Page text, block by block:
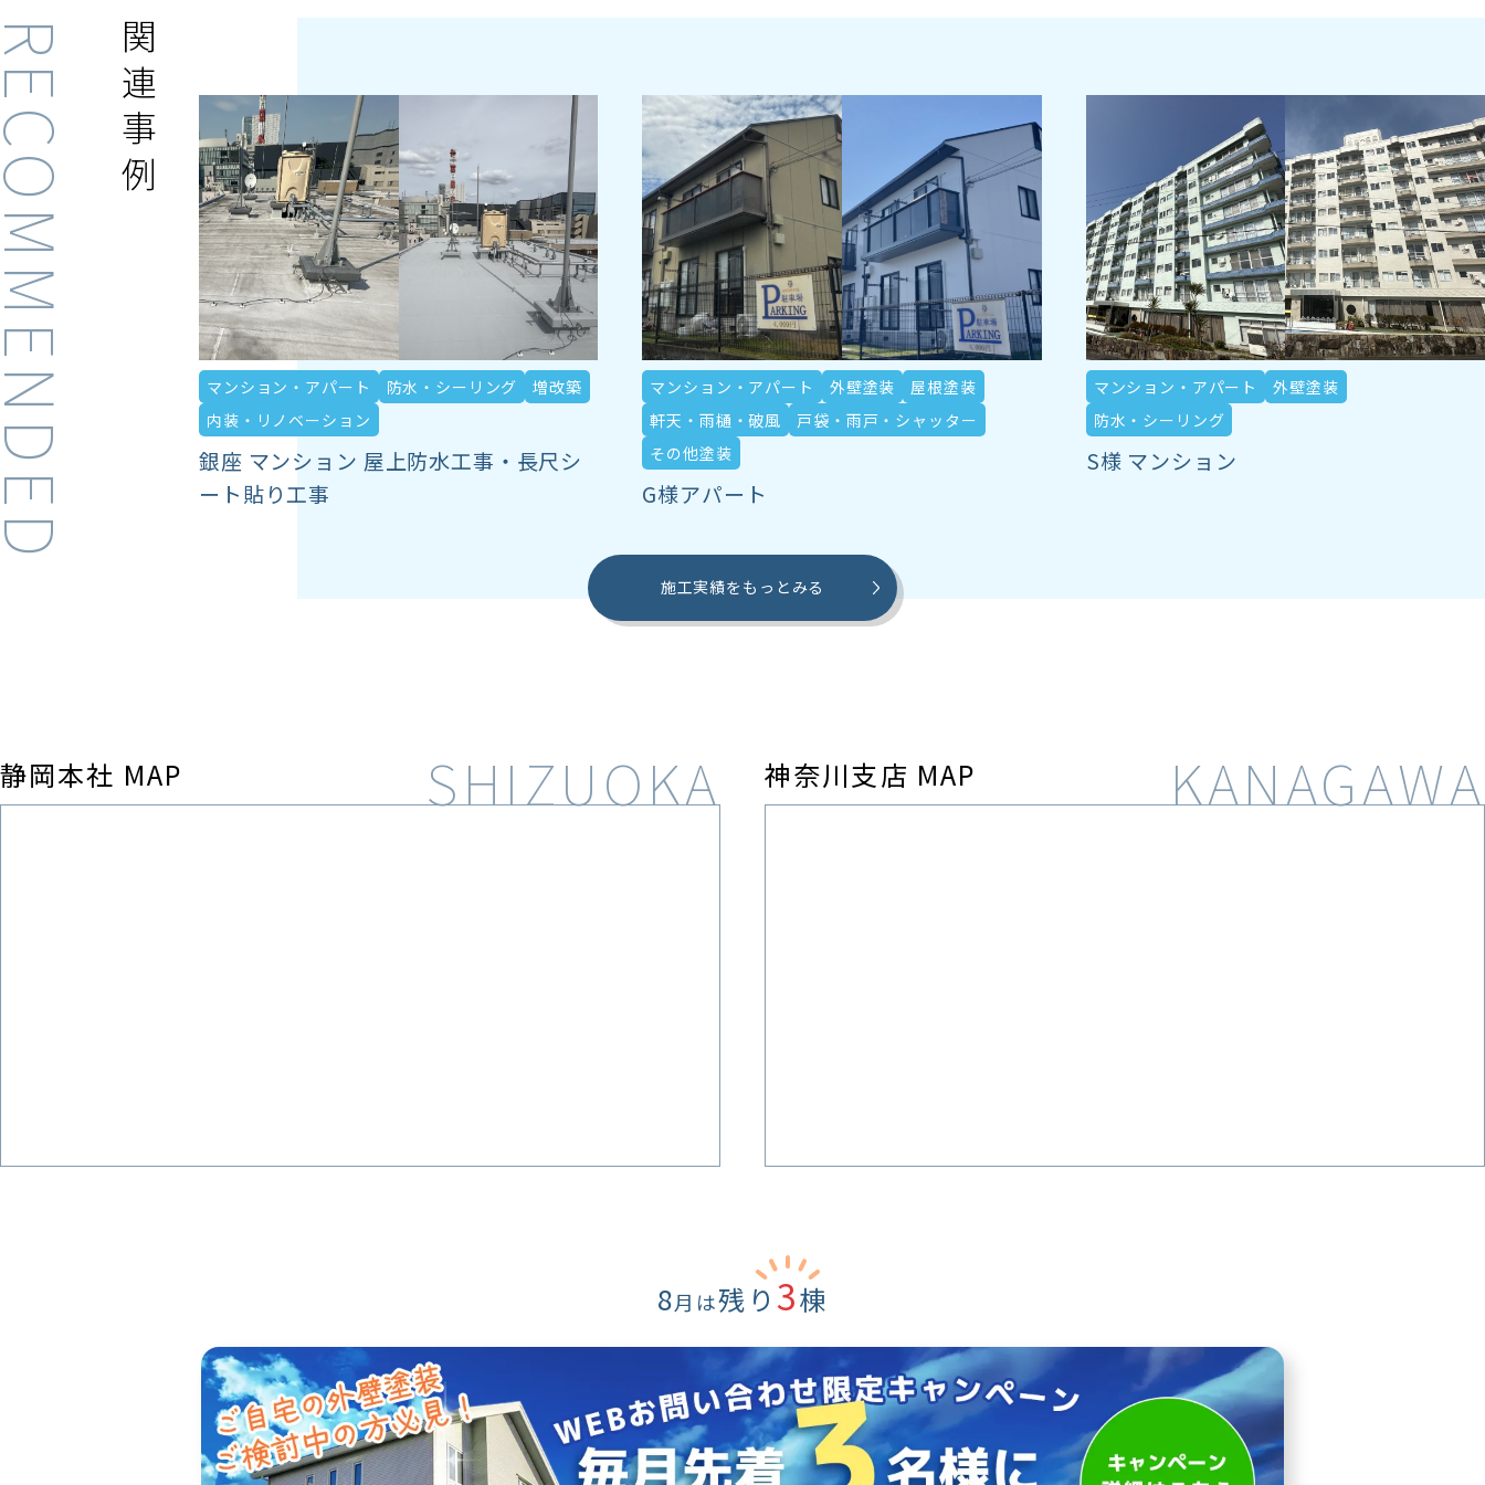
関連事例
マンション・アパート 防水・シーリング
増改築
内装・リノベーション
銀座 マンション 屋上防水工事・長尺シ
ート貼り工事
マンション・アパート 外壁塗装
屋根塗装
軒天・雨樋・破風
戸袋・雨戸・シャッター
その他塗装
G様アパート
マンション・アパート
外壁塗装
防水・シーリング
S様 マンション
施工実績をもっとみる
静岡本社 MAP 神奈川支店 MAP
8月は残り 3棟